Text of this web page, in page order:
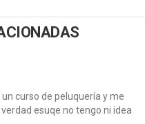
curso de peluquería y me
esuqe no tengo ni idea